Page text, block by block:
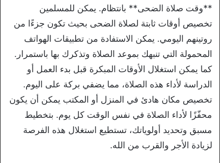
**وقت صلاة الضحى** بانتظام. يمكن للمسلمين
تخصيص أوقات ثابتة لصلاة الضحى بحيث تكون جزءًا من
روتينهم اليومي. يمكن الاستفادة من تطبيقات الهواتف
المحمولة التي تنبهك بموعد الصلاة وتذكرك بها باستمرار.
كما يمكن استغلال الأوقات المبكرة قبل بدء العمل أو
الدراسة لأداء هذه الصلاة، مما يضفي بركة على اليوم.
تخصيص مكان هادئ في المنزل أو المكتب يمكن أن يكون
محفّزًا لأداء الصلاة في نفس الوقت كل يوم. بتخطيط
مسبق وتحديد أولوياتك، تستطيع استغلال هذه الفرصة
لزيادة الأجر والقرب من الله.